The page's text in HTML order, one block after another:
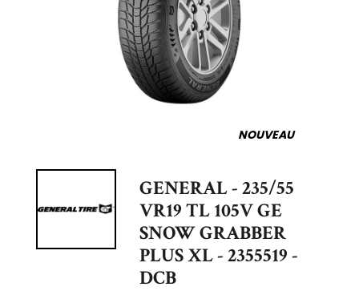
NOUVEAU
GENERAL - 235/55
VR19 TL 105V GE
SNOW GRABBER
PLUS XL - 2355519 -
DCB